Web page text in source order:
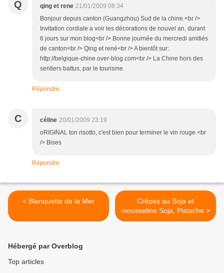
Q qing et rene 21/01/2009 08:34
Bonjour depuis canton (Guangzhou) Sud de la chine.<br />
Invitation cordiale a voir les décorations de nouvel an, durant
6 jours sur mon blog<br /> Bonne journée du mercredi amitiés
de canton<br /> Qing et rené<br /> A bientôt sur:
http://belgique-chine.over-blog.com<br /> La Chine hors des
sentiers battus, par le tourisme.
Répondre
C céline 20/01/2009 23:19
oRIGINAL ton risotto, c'est bien pour terminer le vin rouge.<br
/> Bises
Répondre
< Blanquette de la Mer
Crêpes au Soja et
mousseline Soja, Pistache >
Hébergé par Overblog
Top articles